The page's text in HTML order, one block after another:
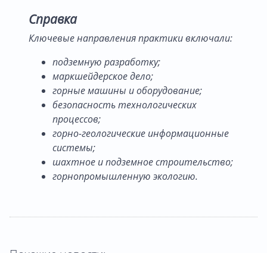
Справка
Ключевые направления практики включали:
подземную разработку;
маркшейдерское дело;
горные машины и оборудование;
безопасность технологических
процессов;
горно-геологические информационные
системы;
шахтное и подземное строительство;
горнопромышленную экологию.